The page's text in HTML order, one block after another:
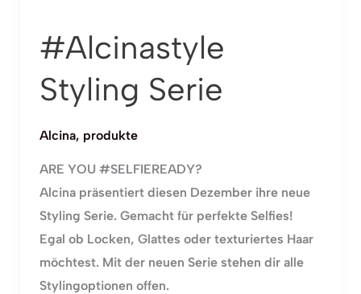
#Alcinastyle
Styling Serie
Alcina, produkte
ARE YOU #SELFIEREADY?
Alcina präsentiert diesen Dezember ihre neue
Styling Serie. Gemacht für perfekte Selfies!
Egal ob Locken, Glattes oder texturiertes Haar
möchtest. Mit der neuen Serie stehen dir alle
Stylingoptionen offen.
Serie